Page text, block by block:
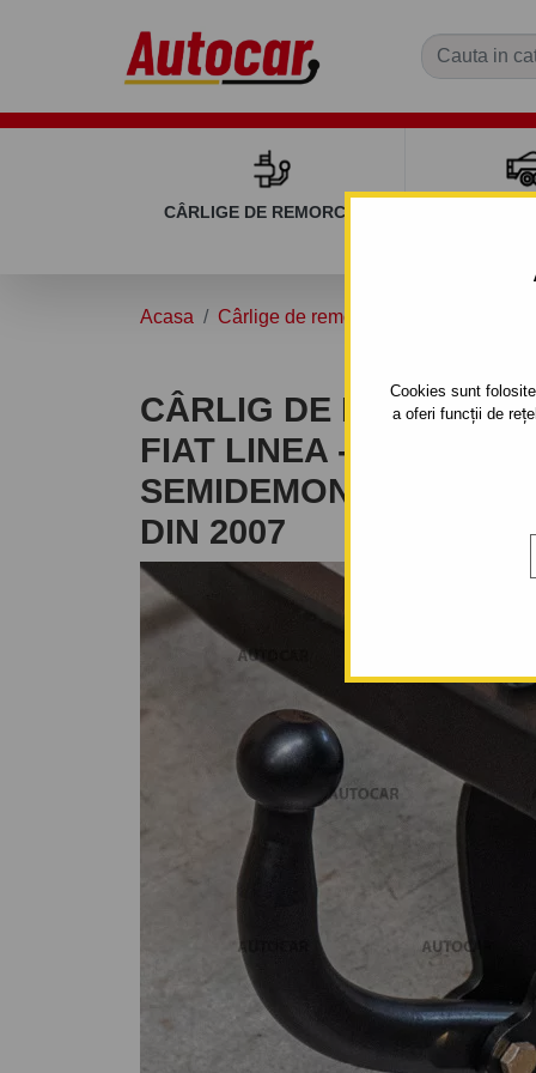
Cookies sunt
a oferi funcții de
CÂRLIGE DE REMORCARE
Acasa Cârlige de remorcare
CÂRLIG DE
FIAT LINEA - SISTEM
SEMIDEMONTABIL -
DIN 2007